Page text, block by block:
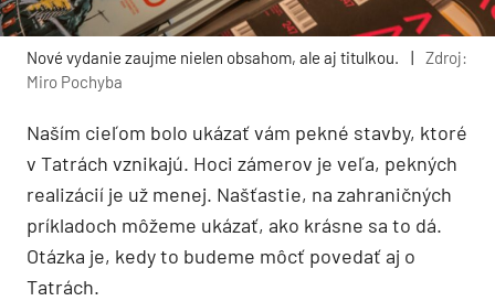
Nové vydanie zaujme nielen obsahom, ale aj titulkou.
Zdroj:
Miro Pochyba
Naším cieľom bolo ukázať vám pekné stavby, ktoré
v Tatrách vznikajú. Hoci zámerov je veľa, pekných
realizácií je už menej. Našťastie, na zahraničných
príkladoch môžeme ukázať, ako krásne sa to dá.
Otázka je, kedy to budeme môcť povedať aj o
Tatrách.